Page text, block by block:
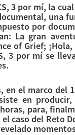
3 por mí, la
una
por
La gran
of Grief;
3 por mí se
el marco del
en
para,
caso del Reto